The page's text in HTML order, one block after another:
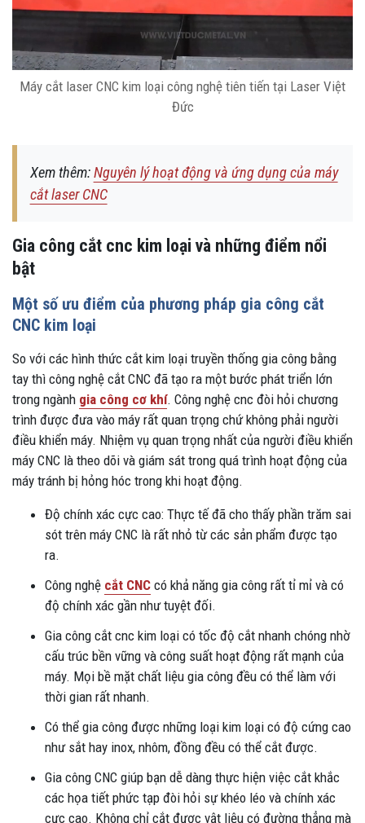
Máy cắt laser CNC kim loại công nghệ tiên tiến tại Laser Việt
Đức
Xem thêm:Nguyên lý hoạt động và ứng dụng của máy
cắt laser CNC
Gia công cắt cnc kim loại và những điểm nổi
bật
Một số ưu điểm của phương pháp gia công cắt
CNC kim loại
So với các hình thức cắt kim loại truyền thống gia công bằng
tay thì công nghệ cắt CNC đã tạo ra một bước phát triển lớn
trong ngành gia công cơ khí. Công nghệ cnc đòi hỏi chương
trình được đưa vào máy rất quan trọng chứ không phải người
điều khiển máy. Nhiệm vụ quan trọng nhất của người điều khiển
máy CNC là theo dõi và giám sát trong quá trình hoạt động của
máy tránh bị hỏng hóc trong khi hoạt động.
Độ chính xác cực cao: Thực tế đã cho thấy phần trăm sai
sót trên máy CNC là rất nhỏ từ các sản phẩm được tạo
ra.
Công nghệ cắt CNC có khả năng gia công rất tỉ mỉ và có
độ chính xác gần như tuyệt đối.
Gia công cắt cnc kim loại có tốc độ cắt nhanh chóng nhờ
cấu trúc bền vững và công suất hoạt động rất mạnh của
máy. Mọi bề mặt chất liệu gia công đều có thể làm với
thời gian rất nhanh.
Có thể gia công được những loại kim loại có độ cứng cao
như sắt hay inox, nhôm, đồng đều có thể cắt được.
Gia công CNC giúp bạn dễ dàng thực hiện việc cắt khắc
các họa tiết phức tạp đòi hỏi sự khéo léo và chính xác
cực cao. Không chỉ cắt được vật liệu có đường thẳng mà